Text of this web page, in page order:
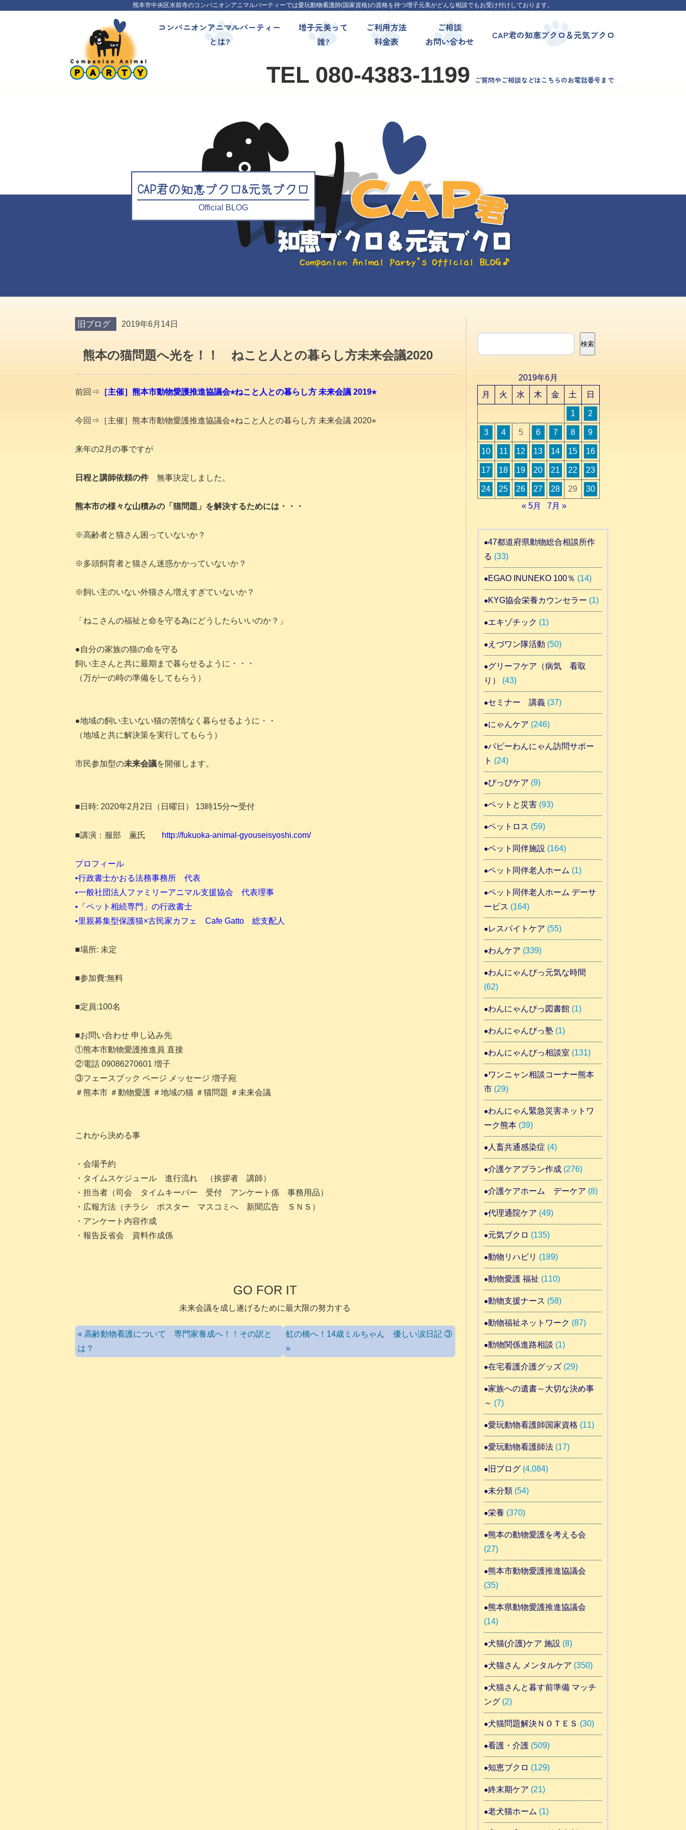
熊本市中央区水前寺のコンパニオンアニマルパーティーでは愛玩動物看護師(国家資格)の資格を持つ増子元美がどんな相談でもお受け付けしております。
コンパニオンアニマルパーティー
とは?
増子元美って
誰?
ご利用方法
料金表
ご相談
お問い合わせ
CAP君の知恵ブクロ＆元気ブクロ
TEL 080-4383-1199 ご質問やご相談などはこちらのお電話番号まで
CAP君の知恵ブクロ&元気ブクロ
Official BLOG
旧ブログ 2019年6月14日
熊本の猫問題へ光を！！ ねこと人との暮らし方未来会議2020
前回⇒ ［主催］熊本市動物愛護推進協議会⭐︎ねこと人との暮らし方 未来会議 2019⭐︎
今回⇒［主催］熊本市動物愛護推進協議会⭐︎ねこと人との暮らし方 未来会議 2020⭐︎
来年の2月の事ですが
日程と講師依頼の件無事決定しました。
熊本市の様々な山積みの「猫問題」を解決するためには・・・
※高齢者と猫さん困っていないか？
※多頭飼育者と猫さん迷惑かかっていないか？
※飼い主のいない外猫さん増えすぎていないか？
「ねこさんの福祉と命を守る為にどうしたらいいのか？」
●自分の家族の猫の命を守る
飼い主さんと共に最期まで暮らせるように・・・
（万が一の時の準備をしてもらう）
●地域の飼い主いない猫の苦情なく暮らせるように・・
（地域と共に解決策を実行してもらう）
市民参加型の未来会議を開催します。
■日時: 2020年2月2日（日曜日） 13時15分〜受付
■講演：服部 薫氏 http://fukuoka-animal-gyouseisyoshi.com/
プロフィール
•行政書士かおる法務事務所 代表
•一般社団法人ファミリーアニマル支援協会 代表理事
•「ペット相続専門」の行政書士
•里親募集型保護猫×古民家カフェ Cafe Gatto 総支配人
■場所: 未定
■参加費:無料
■定員:100名
■お問い合わせ 申し込み先
①熊本市動物愛護推進員 直接
②電話 09086270601 増子
③フェースブック ページ メッセージ 増子宛
＃熊本市 ＃動物愛護 ＃地域の猫 ＃猫問題 ＃未来会議
これから決める事
・会場予約
・タイムスケジュール 進行流れ （挨拶者 講師）
・担当者（司会 タイムキーパー 受付 アンケート係 事務用品）
・広報方法（チラシ ポスター マスコミへ 新聞広告 ＳＮＳ）
・アンケート内容作成
・報告反省会 資料作成係
GO FOR IT
未来会議を成し遂げるために最大限の努力する
« 高齢動物看護について 専門家養成へ！！その訳と
は？
虹の橋へ！14歳ミルちゃん 優しい涙日記 ③
»
検索
検索
2019年6月
月
火 水 木 金 土 日
1 2
3 4 5 6 7 8 9
10 11 12 13 14 15 16
17 18 19 20 21 22 23
24 25 26 27 28 29
30
« 5月
7月 »
47都道府県動物総合相談所作
る (33)
EGAO INUNEKO 100％ (14)
KYG協会栄養カウンセラー (1)
エキゾチック (1)
えづワン隊活動 (50)
グリーフケア（病気 看取
り）
(43)
セミナー 講義(37)
にゃんケア (246)
パピーわんにゃん訪問サポー
ト (24)
ぴっぴケア (9)
ペットと災害(93)
ペットロス (59)
ペット同伴施設 (164)
ペット同伴老人ホーム (1)
ペット同伴老人ホーム デーサ
ービス (164)
レスパイトケア (55)
わんケア (339)
わんにゃんぴっ元気な時間
(62)
わんにゃんぴっ図書館(1)
わんにゃんぴっ塾(1)
わんにゃんぴっ相談室 (131)
ワンニャン相談コーナー熊本
市(29)
わんにゃん緊急災害ネットワ
ーク熊本(39)
人畜共通感染症 (4)
介護ケアプラン作成(276)
介護ケアホーム デーケア (8)
代理通院ケア (49)
元気ブクロ (135)
動物リハビリ (189)
動物愛護 福祉 (110)
動物支援ナース (58)
動物福祉ネットワーク (87)
動物関係進路相談 (1)
在宅看護介護グッズ(29)
家族への遺書～大切な決め事
～ (7)
愛玩動物看護師国家資格 (11)
愛玩動物看護師法(17)
旧ブログ(4,084)
未分類(54)
栄養 (370)
熊本の動物愛護を考える会
(27)
熊本市動物愛護推進協議会
(35)
熊本県動物愛護推進協議会
(14)
犬猫(介護)ケア 施設 (8)
犬猫さん メンタルケア (350)
犬猫さんと暮す前準備 マッチ
ング(2)
犬猫問題解決ＮＯＴＥＳ (30)
看護・介護(509)
知恵ブクロ (129)
終末期ケア (21)
老犬猫ホーム (1)